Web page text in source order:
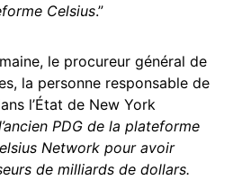
Celsius.”
le procureur général de
la personne responsable de
l’État de New York
PDG de la plateforme
Network pour avoir
de milliards de dollars.